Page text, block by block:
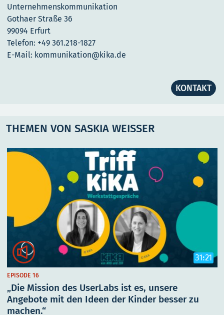
Unternehmenskommunikation
Gothaer Straße 36
99094 Erfurt
Telefon: +49 361.218-1827
E-Mail: kommunikation@kika.de
KONTAKT
THEMEN VON SASKIA WEISSER
 31:21
EPISODE 16
„Die Mission des UserLabs ist es, unsere
Angebote mit den Ideen der Kinder besser zu
machen.“